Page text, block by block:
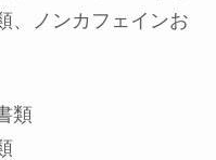
、ノンカフェインお
類